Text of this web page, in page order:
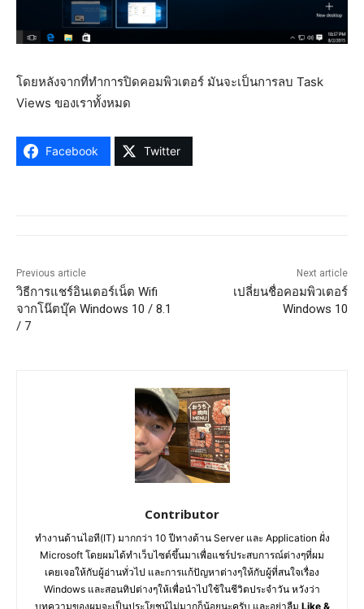
โดยหลังจากที่ทำการปิดคอมพิวเตอร์ มันจะเป็นการลบ Task
Views ของเราทั้งหมด
Facebook Twitter
Previous article
วิธีการแชร์อินเตอร์เน็ต Wifi
จากโน๊ตบุ๊ค Windows 10 / 8.1
/ 7
Next article
เปลี่ยนชื่อคอมพิวเตอร์
Windows 10
Contributor
ทำงานด้านไอที(IT) มากกว่า 10 ปีทางด้าน Server และ Application ฝั่ง
Microsoft โดยผมได้ทำเว็บไซต์ขึ้นมาเพื่อแชร์ประสบการณ์ต่างๆที่ผม
เคยเจอให้กับผู้อ่านทั่วไป และการแก้ปัญหาต่างๆให้กับผู้ที่สนใจเรื่อง
Windows และสอนทิปต่างๆให้เพื่อนำไปใช้ในชีวิตประจำวัน หวังว่า
บทความของผมจะเป็นประโยชน์ไม่มากก็น้อยนะครับ และอย่าลืม Like &